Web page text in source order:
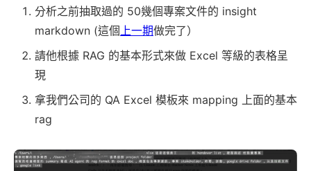
分析之前抽取過的 50幾個專案文件的 insight
markdown (這個上一期做完了）
請他根據 RAG 的基本形式來做 Excel 等級的表格呈
現
拿我們公司的 QA Excel 模板來 mapping 上面的基本
rag